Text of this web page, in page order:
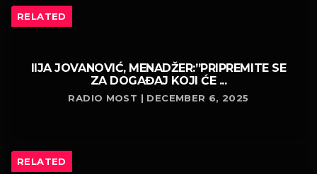
RELATED
IIJA JOVANOVIĆ, MENADŽER:”PRIPREMITE SE
ZA DOGAĐAJ KOJI ĆE ...
RADIO MOST | DECEMBER 6, 2025
RELATED